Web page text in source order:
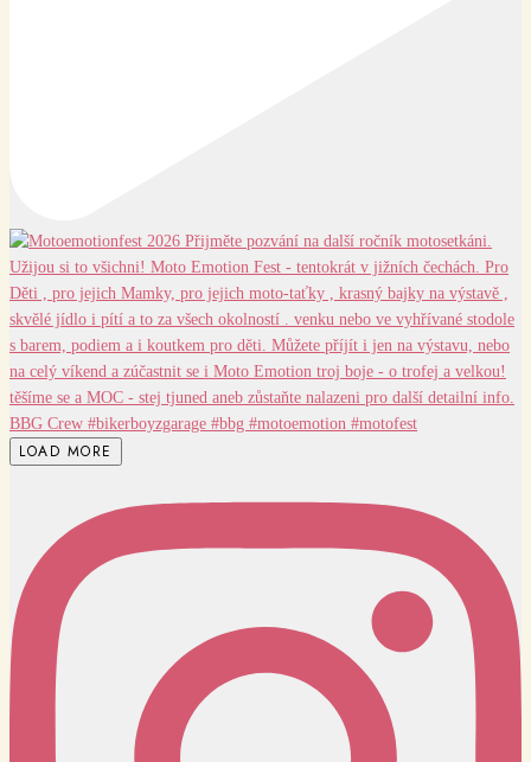
LOAD MORE